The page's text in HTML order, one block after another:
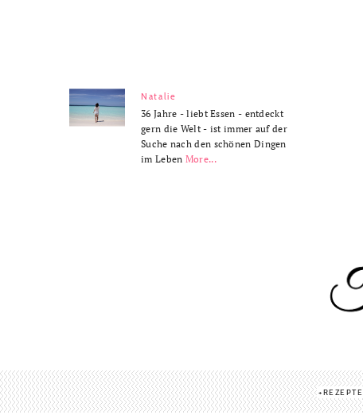
Natalie
36 Jahre - liebt Essen - entdeckt
gern die Welt - ist immer auf der
Suche nach den schönen Dingen
im Leben More...
REZEPTE